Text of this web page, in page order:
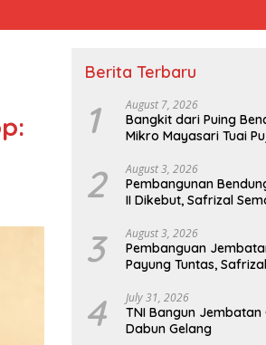
Berita Terbaru
1 August 7, 2026
Bangkit dari Puing
Mikro Mayasari Tuai
2 August 3, 2026
Pembangunan
II Dikebut, Safrizal
3 August 3, 2026
Pembanguan
Payung Tuntas,
4 July 31, 2026
TNI Bangun Jembatan
Dabun Gelang